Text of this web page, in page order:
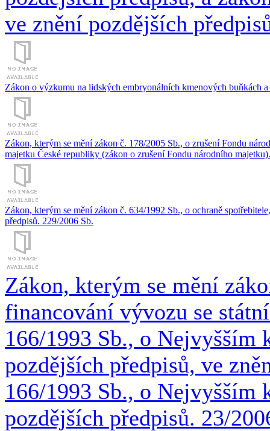
ve znění pozdějších
Zákon o výzkumu na lidských embryonálních kmenových buňkách
Zákon, kterým se mění zákon č. 178/2005 Sb., o zrušení Fondu
majetku České republiky (zákon o zrušení Fondu národního
Zákon, kterým se mění zákon č. 634/1992 Sb., o ochraně
předpisů. 229/2006 Sb.
Zákon, kterým se mění
financování vývozu se
166/1993 Sb., o Nejvyšším
pozdějších předpisů, ve
166/1993 Sb., o Nejvyšším
pozdějších předpisů. 23/